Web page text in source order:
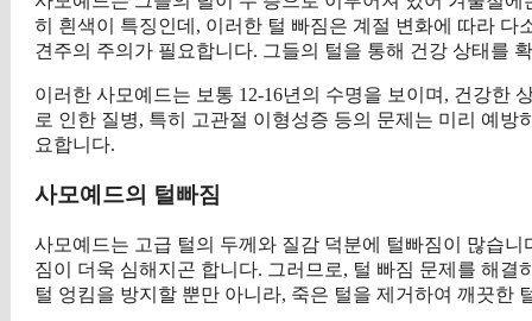
히 흰색이 특징인데, 이러한 털 빠짐은 계절 변화에 따라
견주의 주의가 필요합니다. 그들의 털을 통해 건강 상태를
이러한 사모예드는 보통 12-16년의 수명을 보이며, 건강한
로 인한 질병, 특히 고관절 이형성증 등의 문제는 미리 예
요합니다.
사모예드의 털빠짐
사모예드는 고급 털의 두께와 질감 덕분에 털빠짐이 많습
짐이 더욱 심해지곤 합니다. 그러므로, 털 빠짐 문제를 해
털 엉킴을 방지할 뿐만 아니라, 죽은 털을 제거하여 깨끗한